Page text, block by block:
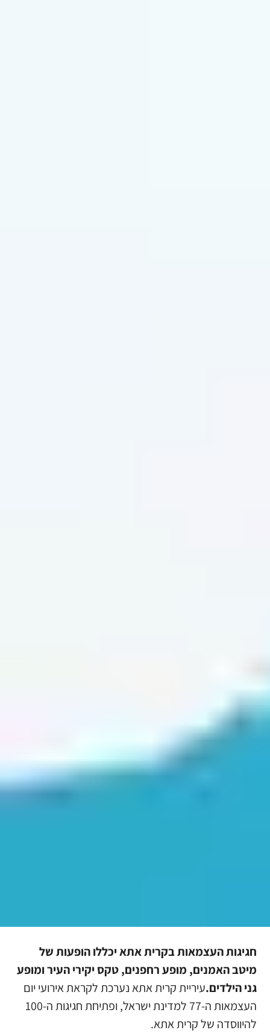
חגיגות העצמאות בקרית אתא יכללו הופעות של
מיטב האמנים, מופע רחפנים, טקס יקירי העיר ומופע
גני הילדים.עיריית קרית אתא נערכת לקראת אירועי יום
העצמאות ה-77 למדינת ישראל, ופתיחת חגיגות ה-100
להיווסדה של קרית אתא.